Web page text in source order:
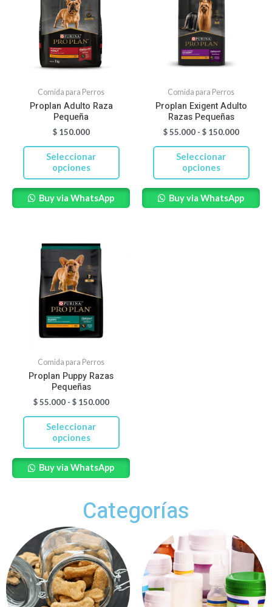
Comida para Perros
Proplan Adulto Raza
Pequeña
$150.000
Seleccionar
opciones
tiene
múltiples
variantes.
Las
opciones
pueden
elegir
en
la
página
producto
Buy via WhatsApp
Comida para Perros
Proplan Exigent Adulto
Razas Pequeñas
$55.000 - $150.000
Seleccionar
opciones
tiene
múltiples
variantes.
Las
opciones
pueden
elegir
en
la
página
producto
Buy via WhatsApp
Comida para Perros
Proplan Puppy Razas
Pequeñas
$55.000 - $150.000
Seleccionar
opciones
producto
tiene
múltiples
variantes.
Las
opciones
pueden
elegir
en
la
página
producto
Buy via WhatsApp
Categorías